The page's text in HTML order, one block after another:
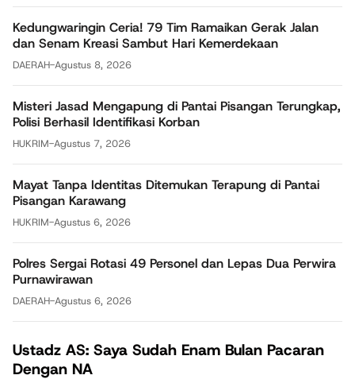
Kedungwaringin Ceria! 79 Tim Ramaikan Gerak Jalan
dan Senam Kreasi Sambut Hari Kemerdekaan
DAERAH-Agustus 8, 2026
Misteri Jasad Mengapung di Pantai Pisangan Terungkap,
Polisi Berhasil Identifikasi Korban
HUKRIM-Agustus 7, 2026
Mayat Tanpa Identitas Ditemukan Terapung di Pantai
Pisangan Karawang
HUKRIM-Agustus 6, 2026
Polres Sergai Rotasi 49 Personel dan Lepas Dua Perwira
Purnawirawan
DAERAH-Agustus 6, 2026
Ustadz AS: Saya Sudah Enam Bulan Pacaran
Dengan NA